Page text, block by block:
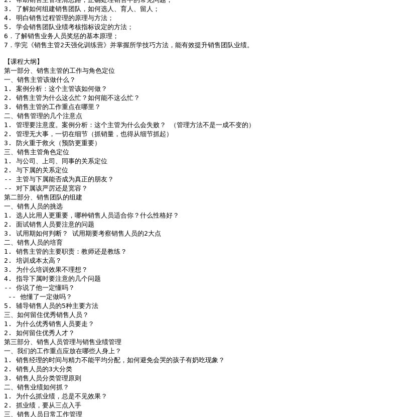
3. 了解如何组建销售团队，如何选人、育人、留人；
4. 明白销售过程管理的原理与方法；
5. 学会销售团队业绩考核指标设定的方法；
6．了解销售业务人员奖惩的基本原理；
7．学完《销售主管2天强化训练营》并掌握所学技巧方法，能有效提升销售团队业绩。
【课程大纲】
第一部分、销售主管的工作与角色定位
一、销售主管该做什么？
1. 案例分析：这个主管该如何做？
2. 销售主管为什么这么忙？如何能不这么忙？
3. 销售主管的工作重点在哪里？
二、销售管理的几个注意点
1. 管理要注意度。案例分析：这个主管为什么会失败？ （管理方法不是一成不变的）
2. 管理无大事，一切在细节（抓销量，也得从细节抓起）
3. 防火重于救火（预防更重要）
三、销售主管角色定位
1. 与公司、上司、同事的关系定位
2. 与下属的关系定位
-- 主管与下属能否成为真正的朋友？
-- 对下属该严厉还是宽容？
第二部分、销售团队的组建
一、销售人员的挑选
1. 选人比用人更重要，哪种销售人员适合你？什么性格好？
2. 面试销售人员要注意的问题
3. 试用期如何判断？ 试用期要考察销售人员的2大点
二、销售人员的培育
1. 销售主管的主要职责：教师还是教练？
2. 培训成本太高？
3. 为什么培训效果不理想？
4. 指导下属时要注意的几个问题
-- 你说了他一定懂吗？
-- 他懂了一定做吗？
5. 辅导销售人员的5种主要方法
三、如何留住优秀销售人员？
1. 为什么优秀销售人员要走？
2. 如何留住优秀人才？
第三部分、销售人员管理与销售业绩管理
一、我们的工作重点应放在哪些人身上？
1. 销售经理的时间与精力不能平均分配，如何避免会哭的孩子有奶吃现象？
2. 销售人员的3大分类
3. 销售人员分类管理原则
二、销售业绩如何抓？
1. 为什么抓业绩，总是不见效果？
2. 抓业绩，要从三点入手
三、销售人员日常工作管理